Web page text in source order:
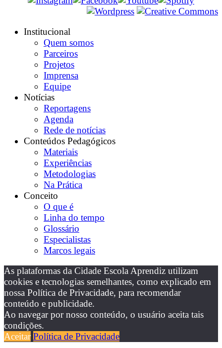
Institucional
Quem somos
Parceiros
Projetos
Imprensa
Equipe
Notícias
Reportagens
Agenda
Rede de notícias
Conteúdos Pedagógicos
Materiais
Experiências
Metodologias
Na Prática
Conceito
O que é
Linha do tempo
Glossário
Especialistas
Marcos legais
As plataformas da Cidade Escola Aprendiz utilizam
cookies e tecnologias semelhantes, como explicado em
nossa Política de Privacidade, para recomendar
conteúdo e publicidade.
Ao navegar por nosso conteúdo, o usuário aceita tais
condições.
Aceitar Política de Privacidade